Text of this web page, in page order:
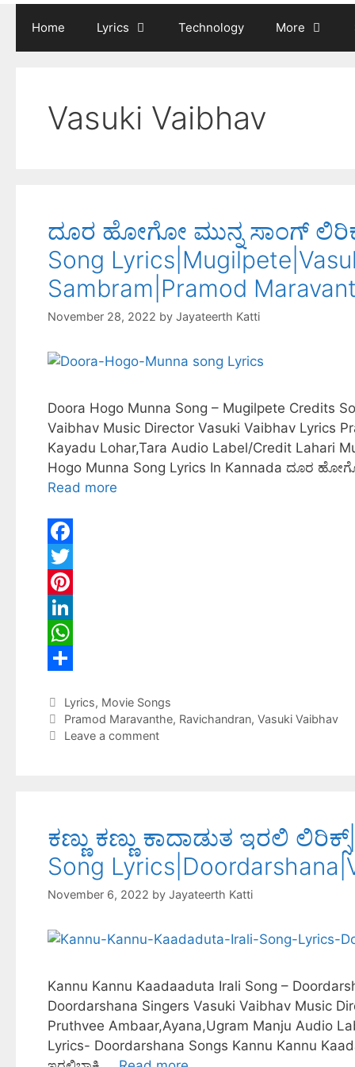
Home Lyrics Technology More
Vasuki Vaibhav
ದೂರ ಹೋಗೋ ಮುನ್ನ ಸಾಂಗ್
Song
Sambram|Pramod
November 28, 2022 by Jayateerth Katti
Doora Hogo Munna Song – Mugilpete Credits
Vaibhav Music Director Vasuki Vaibhav Lyrics
Kayadu Lohar,Tara Audio Label/Credit Lahari
Hogo Munna Song Lyrics In Kannada ದೂರ
Read more
F
a
c
e
b
o
k
T
w
e
r
P
n
e
r
L
k
e
W
a
t
p
h
a
Lyrics, Movie Songs
Pramod Maravanthe, Ravichandran,Vasuki Vaibhav
Leave a comment
ಕಣ್ಣು ಕಣ್ಣು ಕಾದಾಡುತ ಇರಲಿ
Song
November 6, 2022 by Jayateerth Katti
Kannu Kannu Kaadaaduta Irali Song –
Doordarshana Singers Vasuki Vaibhav Music
Pruthvee Ambaar,Ayana,Ugram Manju Audio
Lyrics- Doordarshana Songs Kannu Kannu